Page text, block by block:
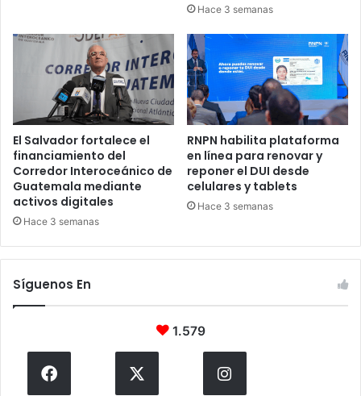
Hace 3 semanas
El Salvador fortalece el
financiamiento del
Corredor Interoceánico de
Guatemala mediante
activos digitales
Hace 3 semanas
RNPN habilita plataforma
en línea para renovar y
reponer el DUI desde
celulares y tablets
Hace 3 semanas
Síguenos En
1.579